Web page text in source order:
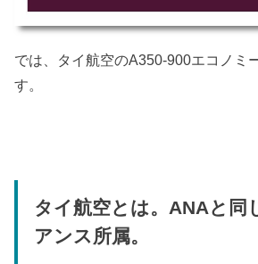
では、タイ航空のA350-900エコノミ
す。
タイ航空とは。ANAと同
アンス所属。